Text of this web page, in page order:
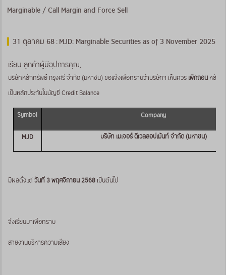
Marginable / Call Margin and Force Sell
31 ตุลาคม 68 : MJD: Marginable Securities as of 3 November 2025
เรียน ลูกค้าผู้มีอุปการคุณ,
บริษัทหลักทรัพย์ กรุงศรี จำกัด (มหาชน) ขอแจ้งเพื่อทราบว่าบริษัทฯ เห็นควร เพิกถอน หลักท
เป็นหลักประกันในบัญชี Credit Balance
Symbol Company
MJD บริษัท เมเจอร์ ดีเวลลอปเม้นท์ จำกัด (มหาชน)
มีผลตั้งแต่ วันที่ 3 พฤศจิกายน 2568 เป็นต้นไป
จึงเรียนมาเพื่อทราบ
สายงานบริหารความเสี่ยง